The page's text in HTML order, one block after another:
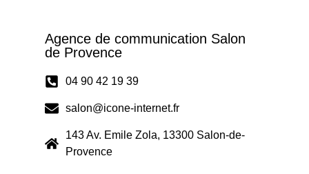
Agence de communication Salon
de Provence
04 90 42 19 39
salon@icone-internet.fr
143 Av. Emile Zola, 13300 Salon-de-
Provence